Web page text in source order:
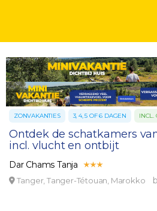
ZONVAKANTIES 3, 4, 5 OF 6 DAGEN INCL.
Ontdek de schatkamers
incl. vlucht en ontbijt
Dar Chams Tanja
Tanger, Tanger-Tétouan, Marokko